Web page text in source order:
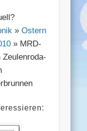
»Ostern
» MRD-